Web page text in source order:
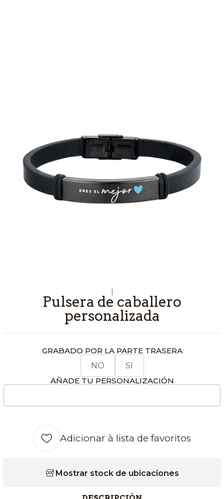
|
Pulsera de caballero
personalizada
GRABADO POR LA PARTE TRASERA
NO SI
AÑADE TU PERSONALIZACIÓN
Adicionar à lista de favoritos
Mostrar stock de ubicaciones